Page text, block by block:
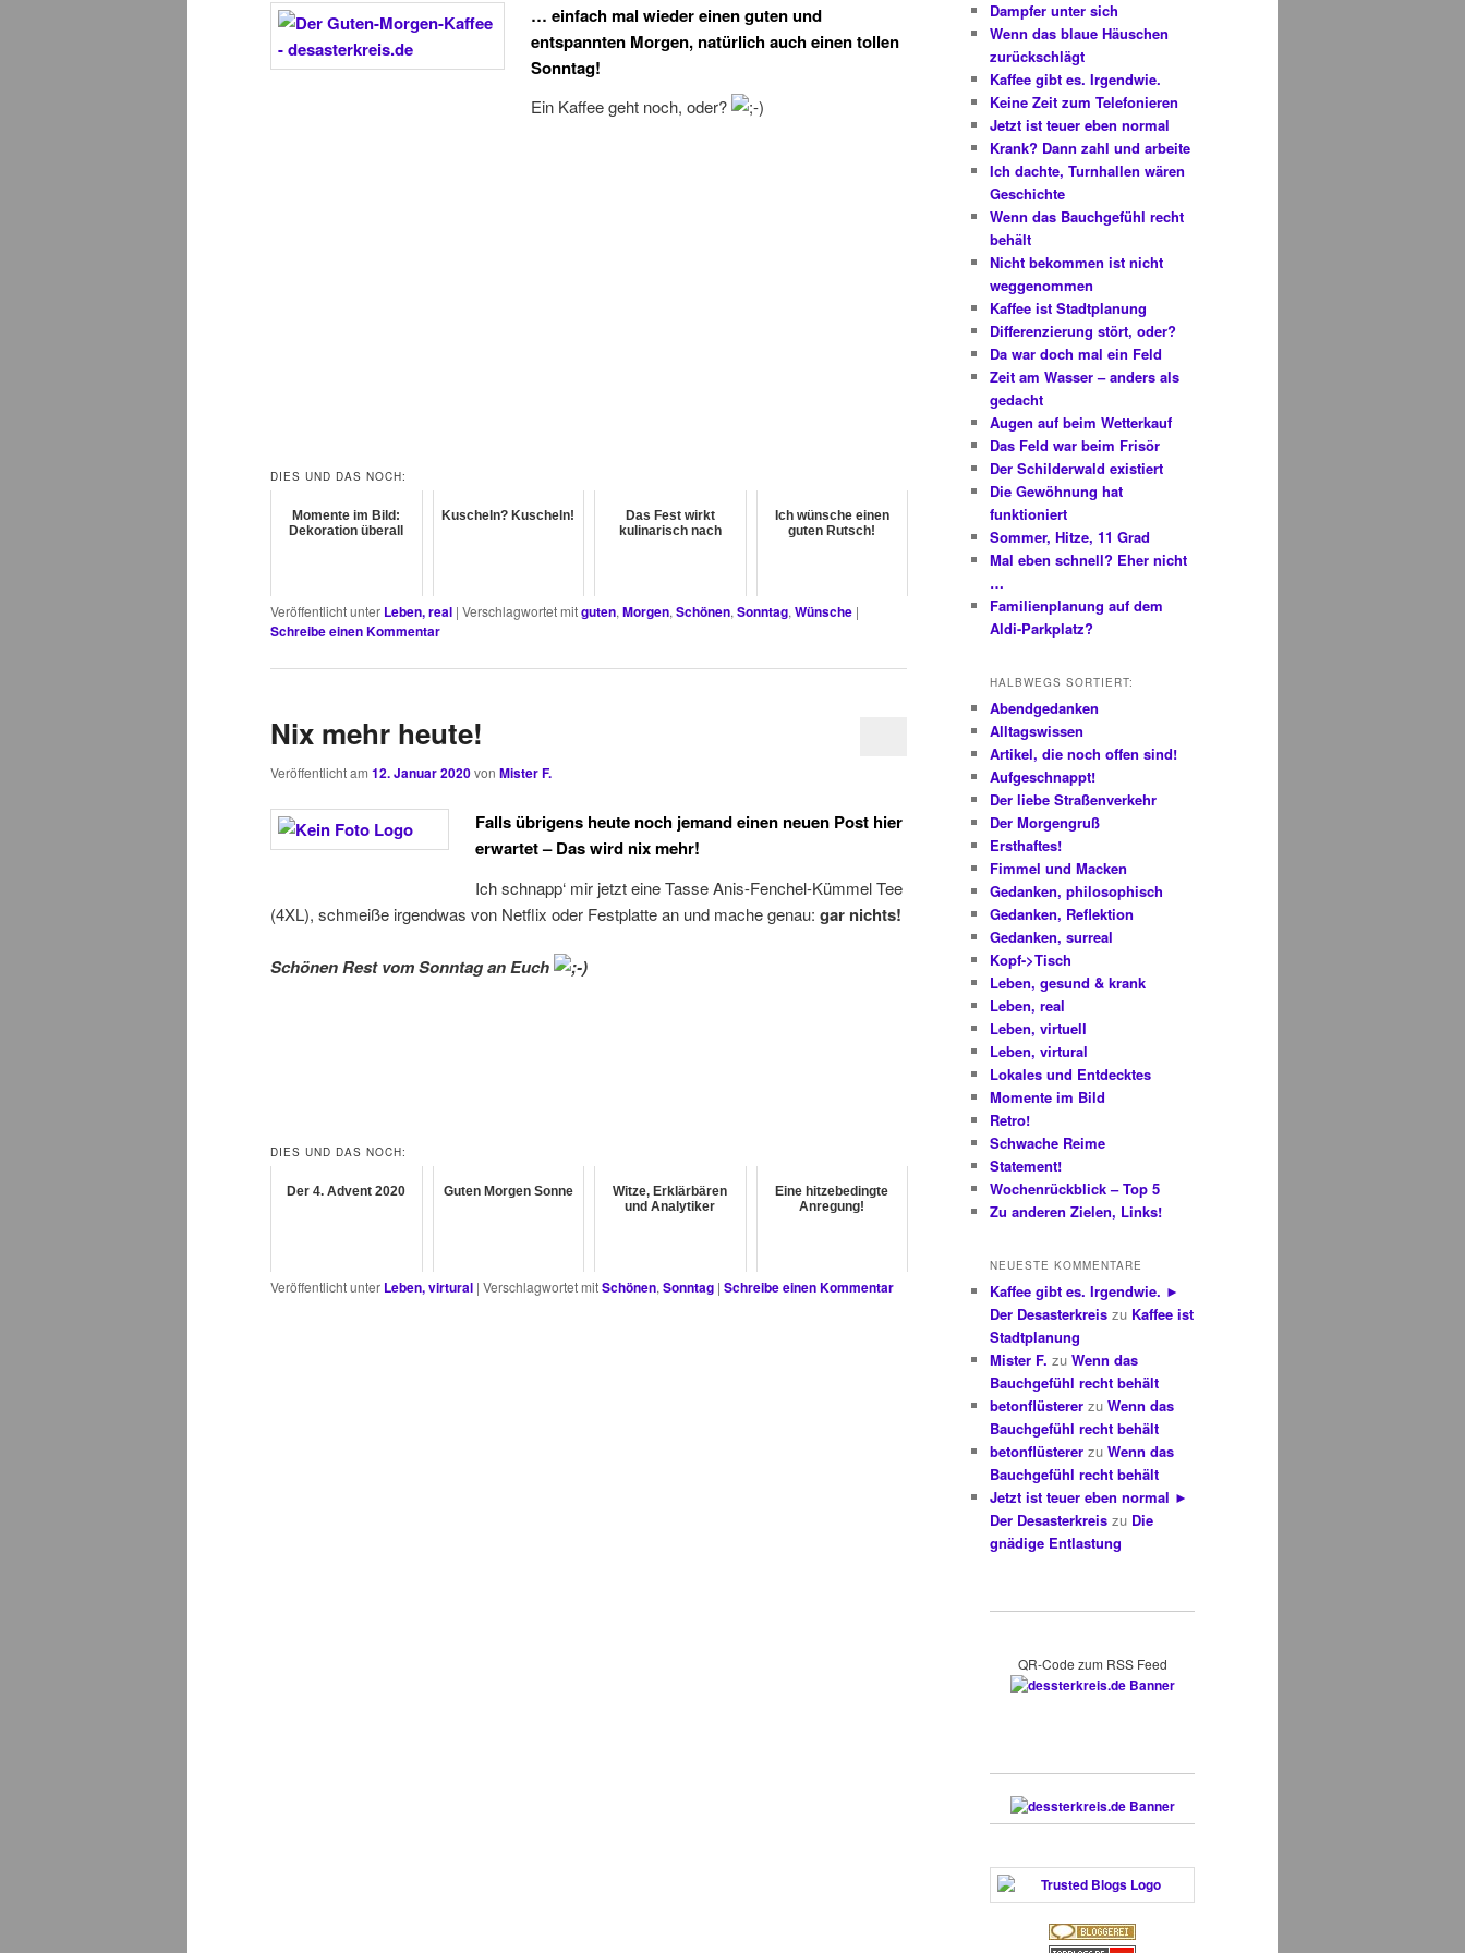
… einfach mal wieder einen guten und
entspannten Morgen, natürlich auch einen tollen
Sonntag!
Ein Kaffee geht noch, oder?
DIES UND DAS NOCH:
Momente im Bild:
Dekoration überall
Kuscheln? Kuscheln!
Das Fest wirkt
kulinarisch nach
Ich wünsche einen
guten Rutsch!
Veröffentlicht unter Leben, real | Verschlagwortet mitguten, Morgen, Schönen, Sonntag, Wünsche |
Schreibe einen Kommentar
Nix mehr heute!
Veröffentlicht am 12. Januar 2020von Mister F.
Falls übrigens heute noch jemand einen neuen Post hier
erwartet – Das wird nix mehr!
Ich schnapp‘ mir jetzt eine Tasse Anis-Fenchel-Kümmel Tee
(4XL), schmeiße irgendwas von Netflix oder Festplatte an und mache genau: gar nichts!
Schönen Rest vom Sonntag an Euch
DIES UND DAS NOCH:
Der 4. Advent 2020 Guten Morgen Sonne
Witze, Erklärbären
und Analytiker
Eine hitzebedingte
Anregung!
Veröffentlicht unter Leben, virtural | Verschlagwortet mitSchönen, Sonntag | Schreibe einen Kommentar
Dampfer unter sich
Wenn das blaue Häuschen
zurückschlägt
Kaffee gibt es. Irgendwie.
Keine Zeit zum Telefonieren
Jetzt ist teuer eben normal
Krank? Dann zahl und arbeite
Ich dachte, Turnhallen wären
Geschichte
Wenn das Bauchgefühl recht
behält
Nicht bekommen ist nicht
weggenommen
Kaffee ist Stadtplanung
Differenzierung stört, oder?
Da war doch mal ein Feld
Zeit am Wasser – anders als
gedacht
Augen auf beim Wetterkauf
Das Feld war beim Frisör
Der Schilderwald existiert
Die Gewöhnung hat
funktioniert
Sommer, Hitze, 11 Grad
Mal eben schnell? Eher nicht
…
Familienplanung auf dem
Aldi-Parkplatz?
HALBWEGS SORTIERT:
Abendgedanken
Alltagswissen
Artikel, die noch offen sind!
Aufgeschnappt!
Der liebe Straßenverkehr
Der Morgengruß
Ersthaftes!
Fimmel und Macken
Gedanken, philosophisch
Gedanken, Reflektion
Gedanken, surreal
Kopf->Tisch
Leben, gesund & krank
Leben, real
Leben, virtuell
Leben, virtural
Lokales und Entdecktes
Momente im Bild
Retro!
Schwache Reime
Statement!
Wochenrückblick – Top 5
Zu anderen Zielen, Links!
NEUESTE KOMMENTARE
Kaffee gibt es. Irgendwie. ►
Der Desasterkreis zu Kaffee ist
Stadtplanung
Mister F. zu Wenn das
Bauchgefühl recht behält
betonflüsterer zu Wenn das
Bauchgefühl recht behält
betonflüsterer zu Wenn das
Bauchgefühl recht behält
Jetzt ist teuer eben normal ►
Der Desasterkreis zu Die
gnädige Entlastung
QR-Code zum RSS Feed